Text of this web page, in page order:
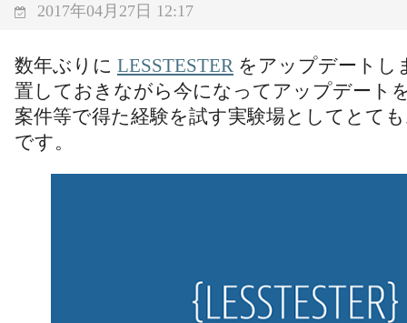
2017年04月27日 12:17
数年ぶりに LESSTESTER をアップデートし
置しておきながら今になってアップデート
案件等で得た経験を試す実験場としてとて
です。